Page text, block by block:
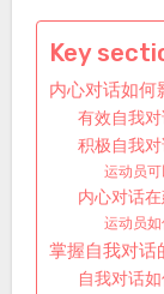
Key
内心对话如何
有效自我
积极自我
运动员
内心对话
运动员
掌握自我对话
自我对话